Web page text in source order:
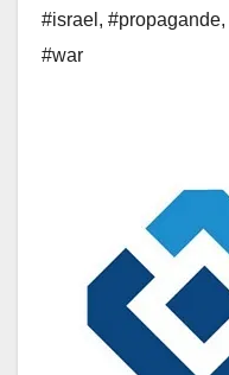
#israel , #propagande,
#war